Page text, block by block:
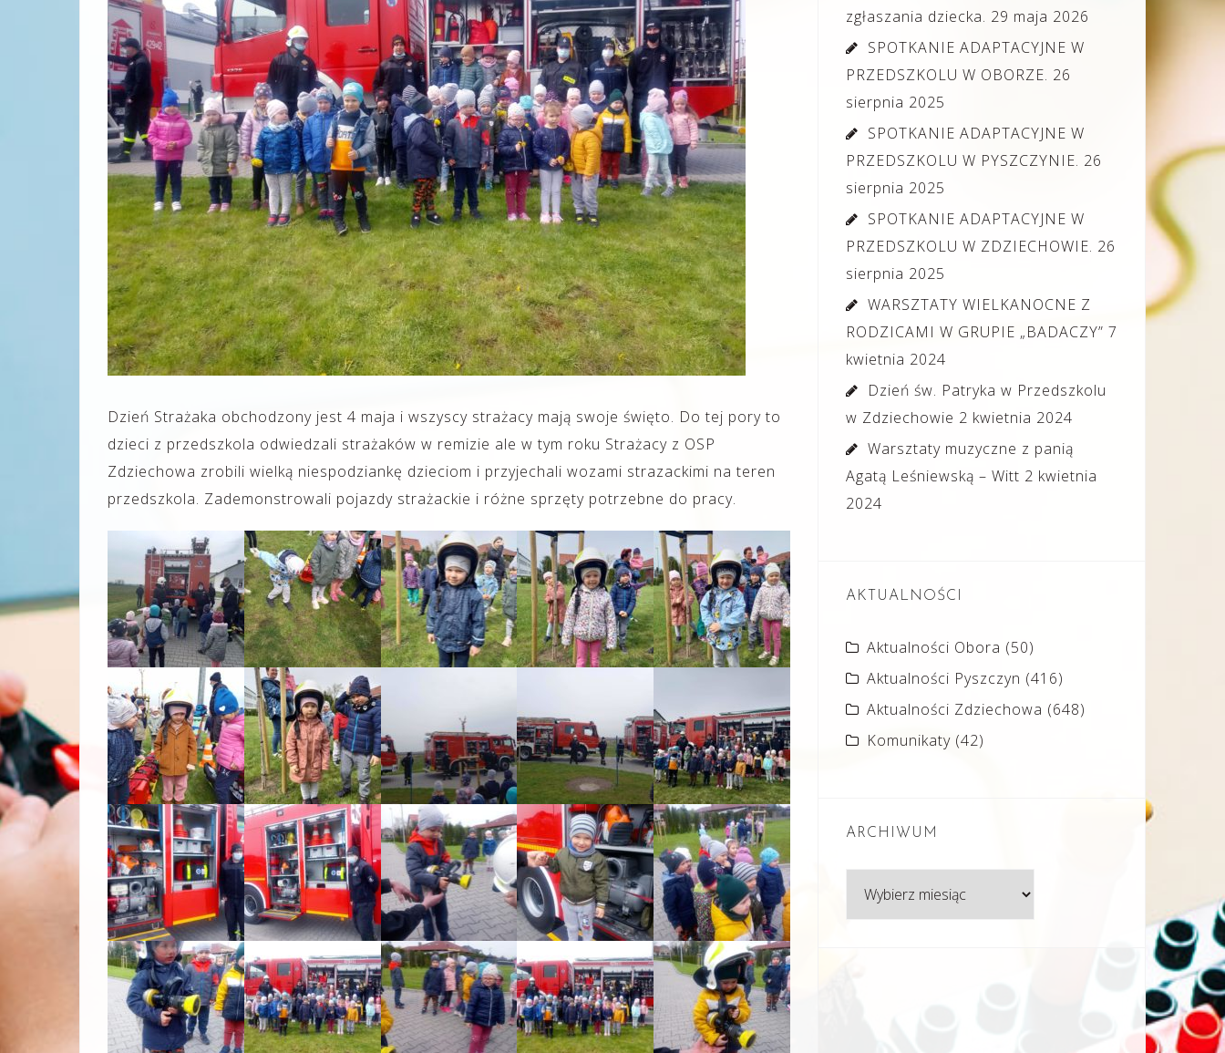
Dzień Strażaka obchodzony jest 4 maja i wszyscy strażacy mają swoje święto. Do tej pory to
dzieci z przedszkola odwiedzali strażaków w remizie ale w tym roku Strażacy z OSP
Zdziechowa zrobili wielką niespodziankę dzieciom i przyjechali wozami strazackimi na teren
przedszkola. Zademonstrowali pojazdy strażackie i różne sprzęty potrzebne do pracy.
zgłaszania dziecka. 29 maja 2026
SPOTKANIE ADAPTACYJNE W
PRZEDSZKOLU W OBORZE. 26
sierpnia 2025
SPOTKANIE ADAPTACYJNE W
PRZEDSZKOLU W PYSZCZYNIE. 26
sierpnia 2025
SPOTKANIE ADAPTACYJNE W
PRZEDSZKOLU W ZDZIECHOWIE. 26
sierpnia 2025
WARSZTATY WIELKANOCNE Z
RODZICAMI W GRUPIE „BADACZY” 7
kwietnia 2024
Dzień św. Patryka w Przedszkolu
w Zdziechowie 2 kwietnia 2024
Warsztaty muzyczne z panią
Agatą Leśniewską – Witt 2 kwietnia
2024
AKTUALNOŚCI
Aktualności Obora (50)
Aktualności Pyszczyn (416)
Aktualności Zdziechowa (648)
Komunikaty (42)
ARCHIWUM